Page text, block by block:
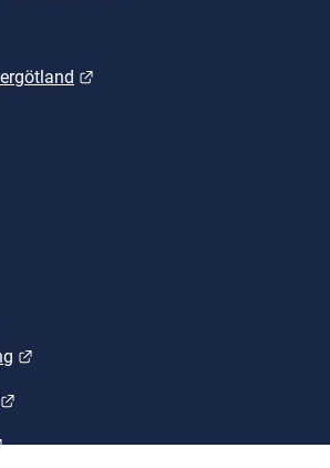
Länk till annan webbplats.